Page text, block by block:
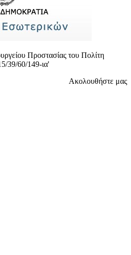
Προστασίας του Πολίτη
39/60/149-ια'
Ακολουθήστε μας